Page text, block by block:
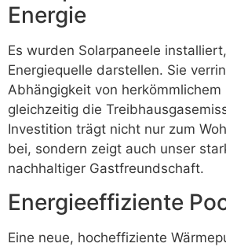
Energie
Es wurden Solarpaneele
Energiequelle darstellen. Sie
Abhängigkeit von
gleichzeitig die
Investition trägt nicht nur zum
bei, sondern zeigt auch unser
nachhaltiger Gastfreundschaft.
Energieeffiziente
Eine neue, hocheffiziente